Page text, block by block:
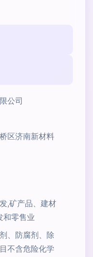
公司
区济南新材料
,矿产品、建材
和零售业
、防腐剂、除
不含危险化学